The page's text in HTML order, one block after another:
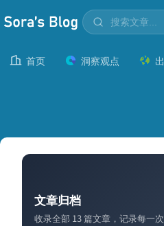
首页 洞察观点
文章归档
收录全部 13 篇文章，记录每一次